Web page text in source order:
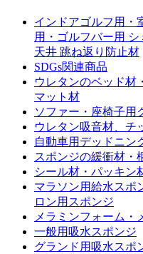
インドアゴルフ用・
用・ゴルフバー用
天井 跳ね返り防止材
SDGs関連商品
ウレタンのベッド材
マット材
ソファー・座椅子用
ウレタン吸音材、チ
自動車用デッドニン
スポンジの緩衝材・
シール材・パッキン
マラソン用給水スポ
ロン用スポンジ
メラミンフォーム・
一般用吸水スポンジ
グランド用吸水スポ